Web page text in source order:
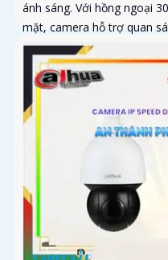
ánh sáng. Với hồng ngoại
mặt, camera hỗ trợ quan
phù hợp cho công trình